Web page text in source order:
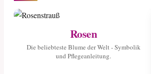
Rosen
Die beliebteste Blume der Welt - Symbolik
und Pflegeanleitung.